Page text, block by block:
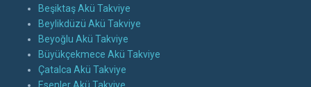
Beşiktaş Akü Takviye
Beylikdüzü Akü Takviye
Beyoğlu Akü Takviye
Büyükçekmece Akü Takviye
Çatalca Akü Takviye